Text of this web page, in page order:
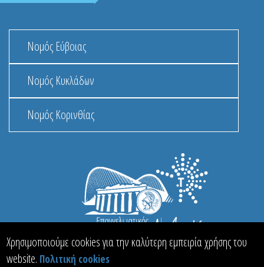
Νομός Εύβοιας
Νομός Κυκλάδων
Νομός Κορινθίας
Χρησιμοποιούμε cookies για την καλύτερη εμπειρία χρήσης του
website. Πολιτική cookies